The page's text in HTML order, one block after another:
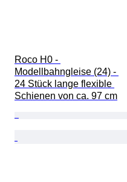
Roco H0 -
Modellbahngleise (24) -
24 Stück lange flexible
Schienen von ca. 97 cm